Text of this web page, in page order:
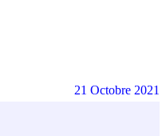
21 Octobre 2021